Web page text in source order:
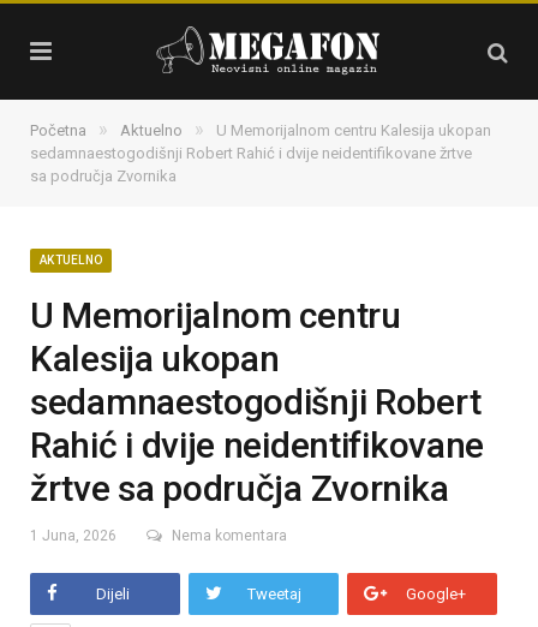
Početna » Aktuelno »
U Memorijalnom centru Kalesija ukopan
sedamnaestogodišnji Robert Rahić i dvije neidentifikovane žrtve
sa područja Zvornika
AKTUELNO
U Memorijalnom centru
Kalesija ukopan
sedamnaestogodišnji Robert
Rahić i dvije neidentifikovane
žrtve sa područja Zvornika
1 Juna, 2026 Nema komentara
Dijeli Tweetaj Google+